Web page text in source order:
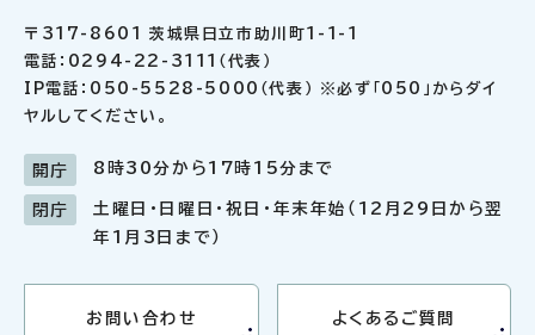
〒317-8601 茨城県日立市助川町1-1-1
電話：0294-22-3111（代表）
IP電話：050-5528-5000（代表） ※必ず「050」からダイ
ヤルしてください。
開庁 8時30分から17時15分まで
閉庁
土曜日・日曜日・祝日・年末年始（12月29日から翌
年1月3日まで）
お問い合わせ よくあるご質問